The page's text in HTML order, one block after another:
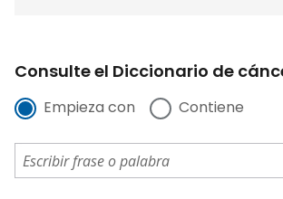
Consulte el Diccionario de
Empieza con Contiene